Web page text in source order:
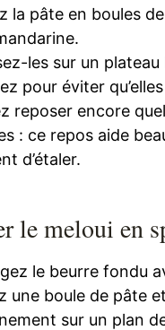
la pâte en boules
les sur un plateau
pour éviter
reposer encore
: ce repos aide
d’étaler.
le meloui en
le beurre fondu
une boule de pâte
sur un plan